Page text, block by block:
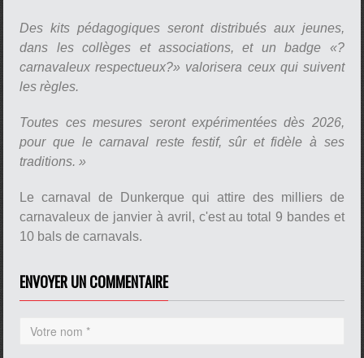
Des kits pédagogiques seront distribués aux jeunes,
dans les collèges et associations, et un badge «?
carnavaleux respectueux?» valorisera ceux qui suivent
les règles.
Toutes ces mesures seront expérimentées dès 2026,
pour que le carnaval reste festif, sûr et fidèle à ses
traditions. »
Le carnaval de Dunkerque qui attire des milliers de
carnavaleux de janvier à avril, c'est au total 9 bandes et
10 bals de carnavals.
ENVOYER UN COMMENTAIRE